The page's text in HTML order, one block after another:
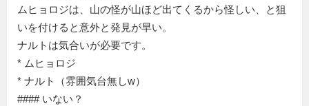
ムヒョロジは、山の怪が山ほど出てくるから怪しい、と狙
いを付けると意外と発見が早い。
ナルトは気合いが必要です。
* ムヒョロジ
* ナルト（雰囲気台無しw）
#### いない？